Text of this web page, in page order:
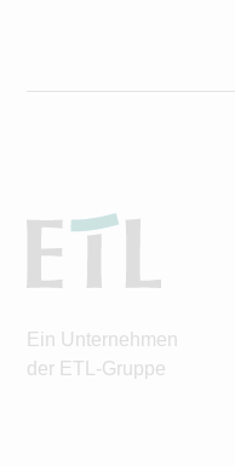
Ein Unternehmen
der ETL-Gruppe